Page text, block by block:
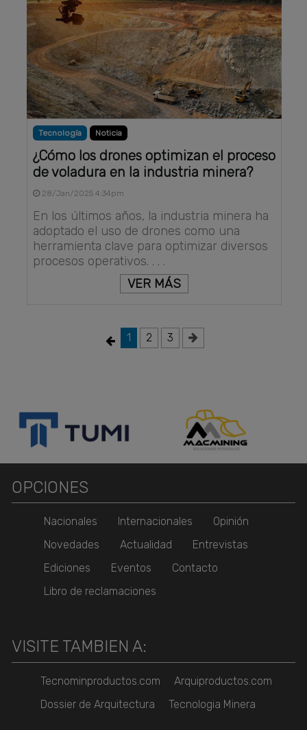
Tecnología Noticia
¿Cómo los drones optimizan el proceso
de voladura en la industria minera?
28/Jan/2025 4:34pm
En los últimos años, la industria minera ha
adoptado el uso de drones como una
herramienta clave para optimizar diversos
procesos operativos. . . .
VER MÁS
1 2 3
OPCIONES
Nacionales Internacionales
Opinión
Novedades
Actualidad
Entrevistas
Ediciones
Eventos
Contacto
Libro de reclamaciones
VISITE TAMBIEN A:
Tecnominproductos.com
Arquiproductos.com
Dossier de Arquitectura
Tecnologia Minera